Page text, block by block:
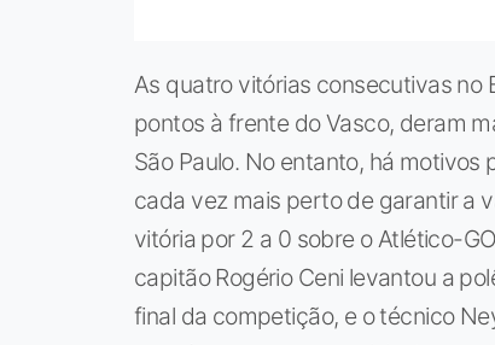
As quatro vitórias consecutivas no
pontos à frente do Vasco, deram
São Paulo. No entanto, há
cada vez mais perto de garantir a
vitória por 2 a 0 sobre o Atlético-
capitão Rogério Ceni levantou a
final da competição, e o técnico